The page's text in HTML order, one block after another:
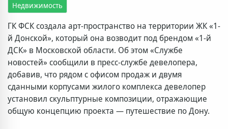
Недвижимость
ГК ФСК создала арт-пространство на территории ЖК «1-
й Донской», который она возводит под брендом «1-й
ДСК» в Московской области. Об этом «Службе
новостей» сообщили в пресс-службе девелопера,
добавив, что рядом с офисом продаж и двумя
сданными корпусами жилого комплекса девелопер
установил скульптурные композиции, отражающие
общую концепцию проекта — путешествие по Дону.